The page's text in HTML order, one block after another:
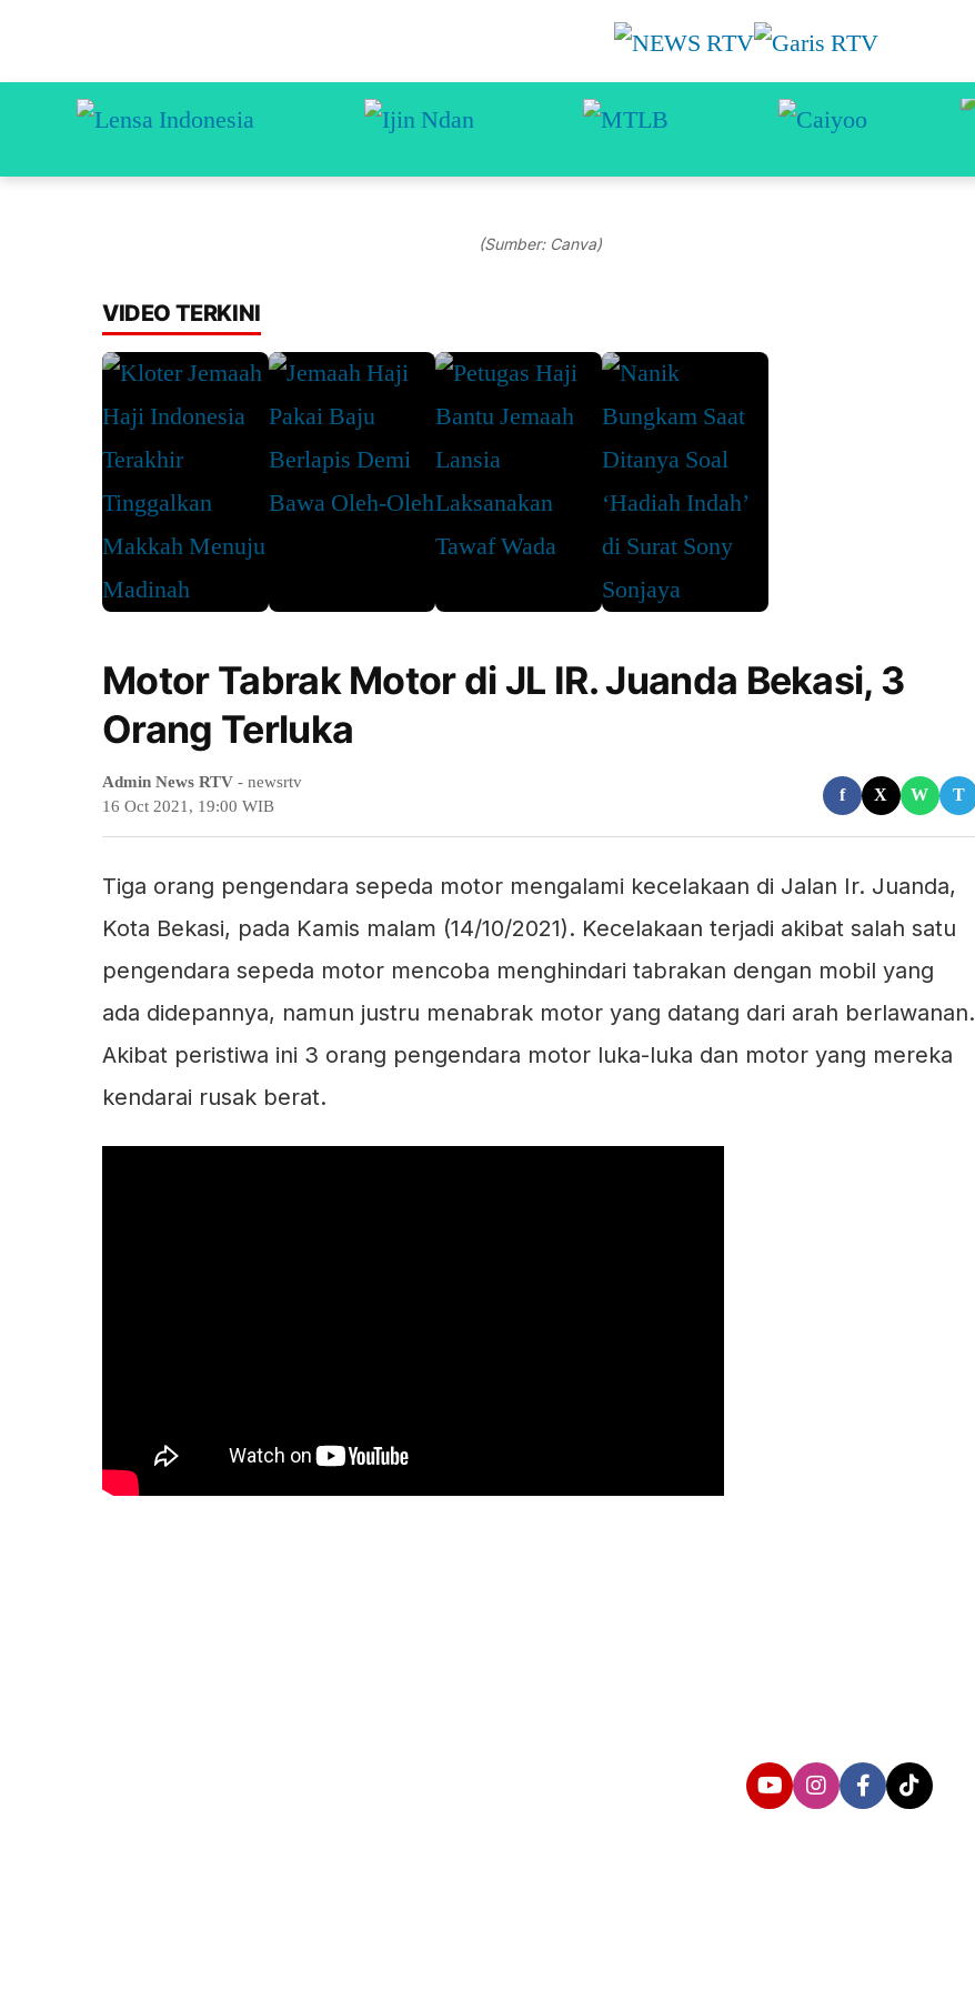
(Sumber: Canva)
VIDEO TERKINI
Motor Tabrak Motor di JL IR. Juanda Bekasi, 3
Orang Terluka
Admin News RTV - newsrtv
16 Oct 2021, 19:00 WIB
f X W T
Tiga orang pengendara sepeda motor mengalami kecelakaan di Jalan Ir. Juanda,
Kota Bekasi, pada Kamis malam (14/10/2021). Kecelakaan terjadi akibat salah satu
pengendara sepeda motor mencoba menghindari tabrakan dengan mobil yang
ada didepannya, namun justru menabrak motor yang datang dari arah berlawanan.
Akibat peristiwa ini 3 orang pengendara motor luka-luka dan motor yang mereka
kendarai rusak berat.